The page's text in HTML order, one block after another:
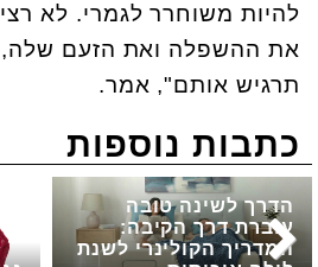
להיות משוחרר לגמרי. לא
את ההשפלה ואת הזעם שלה,
תרגיש אותם", אמר.
כתבות נוספות
הדרך לשינה טובה
עוברת דרך הקיבה:
המדריך הקולינרי לשנת